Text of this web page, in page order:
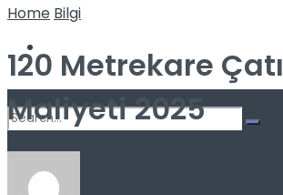
No Result
Home Bilgi
120 Metrekare Çatı
Maliyeti 2025